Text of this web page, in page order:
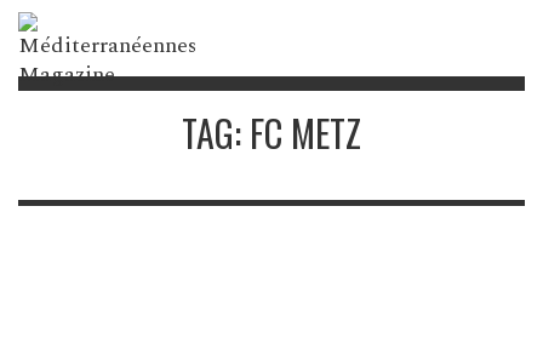
TAG: FC METZ